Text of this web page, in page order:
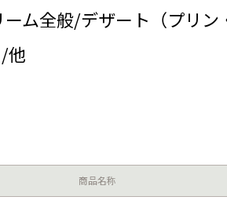
ム全般/デザート（プリン
他
商品名称